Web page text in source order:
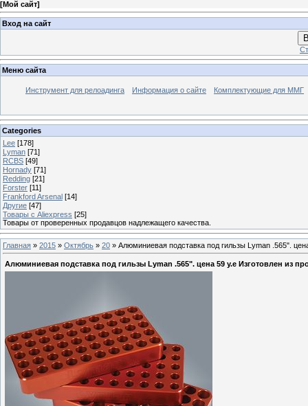
[Мой сайт]
Вход на сайт
Меню сайта
Инструмент для релоадинга Информация о сайте Комплектующие для ММГ
Categories
Lee [178]
Lyman [71]
RCBS [49]
Hornady [71]
Redding [21]
Forster [11]
Frankford Arsenal [14]
Другие [47]
Товары с Aliexpress [25]
Товары от проверенных продавцов надлежащего качества.
Главная » 2015 » Октябрь » 20 » Алюминиевая подставка под гильзы Lyman .565".
Алюминиевая подставка под гильзы Lyman .565". цена 59 у.е Изготовлен из